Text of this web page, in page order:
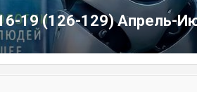
19 (126-129) Апрель-